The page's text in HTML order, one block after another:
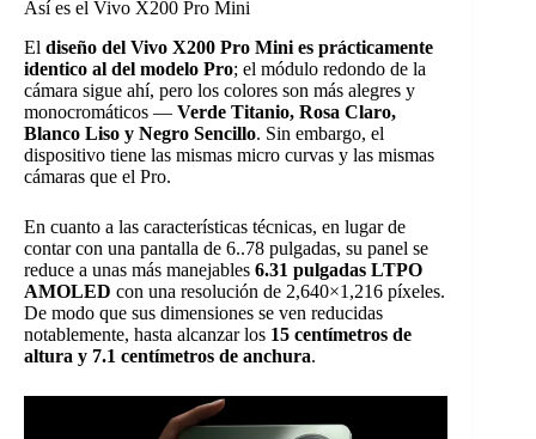
Así es el Vivo X200 Pro Mini
El diseño del Vivo X200 Pro Mini es prácticamente
identico al del modelo Pro; el módulo redondo de la
cámara sigue ahí, pero los colores son más alegres y
monocromáticos — Verde Titanio, Rosa Claro,
Blanco Liso y Negro Sencillo. Sin embargo, el
dispositivo tiene las mismas micro curvas y las mismas
cámaras que el Pro.
En cuanto a las características técnicas, en lugar de
contar con una pantalla de 6..78 pulgadas, su panel se
reduce a unas más manejables 6.31 pulgadas LTPO
AMOLED con una resolución de 2,640×1,216 píxeles.
De modo que sus dimensiones se ven reducidas
notablemente, hasta alcanzar los 15 centímetros de
altura y 7.1 centímetros de anchura.